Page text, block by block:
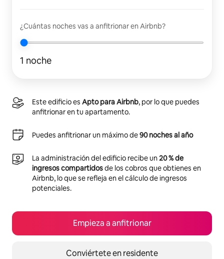
¿Cuántas noches vas a anfitrionar en Airbnb?
1 noche
Este edificio es Apto para Airbnb, por lo que puedes
anfitrionar en tu apartamento.
Puedes anfitrionar un máximo de90 noches al año
La administración del edificio recibe un20 % de
ingresos compartidosde los cobros que obtienes en
Airbnb, lo que se refleja en el cálculo de ingresos
potenciales.
Empieza a anfitrionar
Conviértete en residente